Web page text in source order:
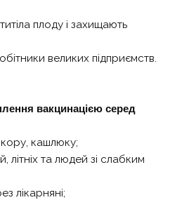
плоду і захищають
великих підприємств.
вакцинацією серед
кашлюку;
літніх та людей зі слабким
лікарняні;